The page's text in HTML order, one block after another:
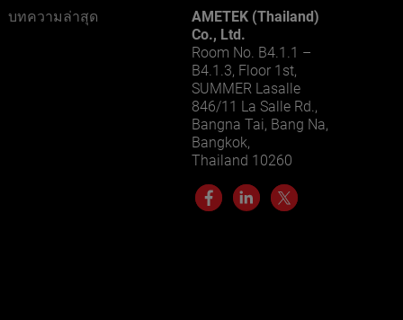
บทความล่าสุด
AMETEK (Thailand)
Co., Ltd.
Room No. B4.1.1 –
B4.1.3, Floor 1st,
SUMMER Lasalle
846/11 La Salle Rd.,
Bangna Tai, Bang Na,
Bangkok,
Thailand 10260